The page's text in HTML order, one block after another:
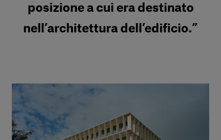
posizione a cui era destinato
nell’architettura dell’edificio.”